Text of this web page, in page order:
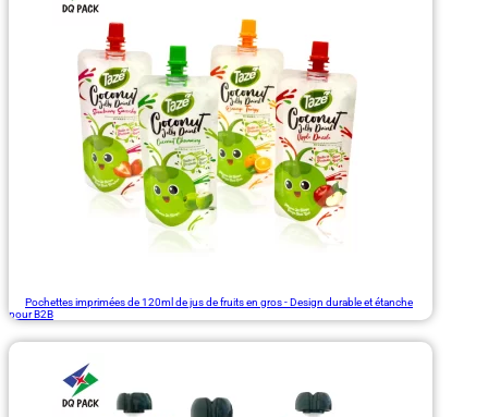
Pochettes imprimées de 120ml de jus de fruits en gros - Design durable et étanche
pour B2B